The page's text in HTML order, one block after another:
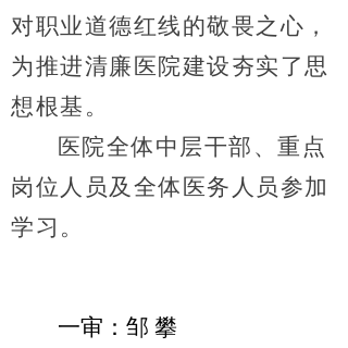
对职业道德红线的敬畏之心，
为推进清廉医院建设夯实了思
想根基。
医院全体中层干部、重点
岗位人员及全体医务人员参加
学习。
一审：邹 攀